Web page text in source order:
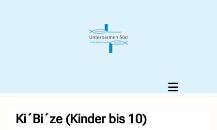
Ki´Bi´ze (Kinder bis 10)